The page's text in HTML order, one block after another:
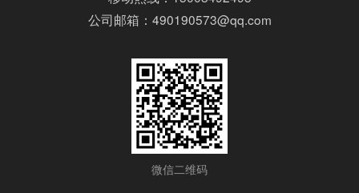
公司邮箱：490190573@qq.com
微信二维码